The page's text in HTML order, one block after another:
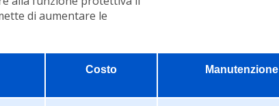
di aumentare le
Costo Manutenzione